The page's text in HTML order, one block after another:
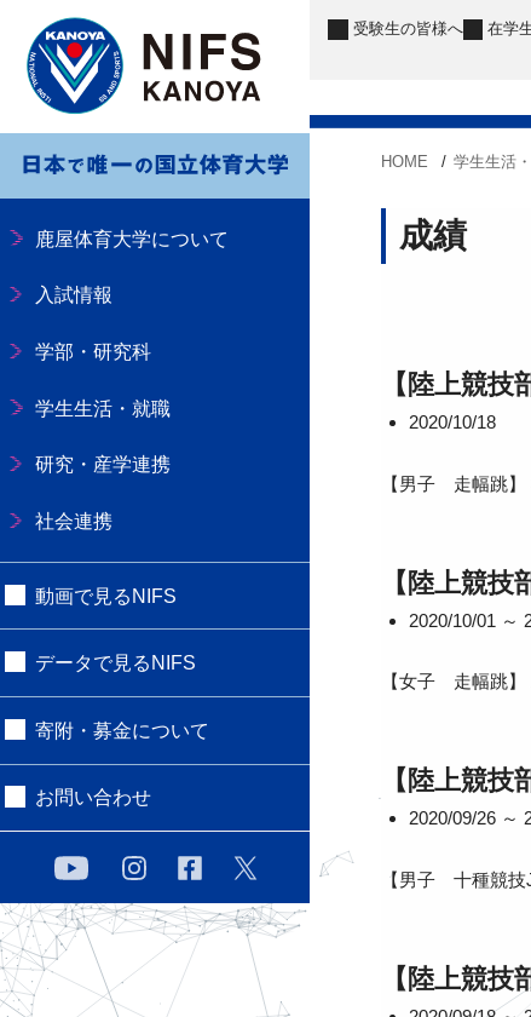
鹿屋体育大学について
入試情報
学部・研究科
学生生活・就職
研究・産学連携
社会連携
動画で見るNIFS
データで見るNIFS
寄附・募金について
お問い合わせ
受験生の皆様へ 在学
HOME 学生生活
成績
【陸上競
2020/10/18
【男子 走幅跳
【陸上競
2020/10/01 ～
【女子 走幅跳
【陸上競
2020/09/26 ～
【男子 十種競
【陸上競